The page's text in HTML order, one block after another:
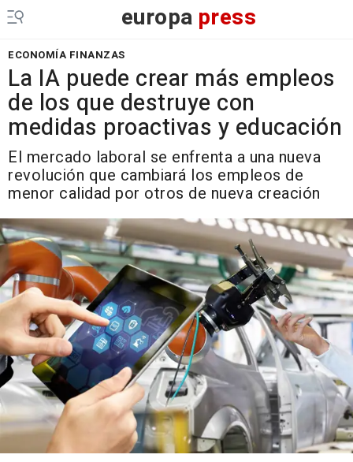
europa press
ECONOMÍA FINANZAS
La IA puede crear más empleos
de los que destruye con
medidas proactivas y educación
El mercado laboral se enfrenta a una nueva
revolución que cambiará los empleos de
menor calidad por otros de nueva creación